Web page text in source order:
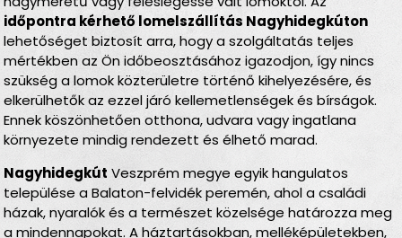
időpontra kérhető lomelszállítás Nagyhidegkúton
lehetőséget biztosít arra, hogy a szolgáltatás teljes
mértékben az Ön időbeosztásához igazodjon, így nincs
szükség a lomok közterületre történő kihelyezésére, és
elkerülhetők az ezzel járó kellemetlenségek és bírságok.
Ennek köszönhetően otthona, udvara vagy ingatlana
környezete mindig rendezett és élhető marad.
Nagyhidegkút Veszprém megye egyik hangulatos
települése a Balaton-felvidék peremén, ahol a családi
házak, nyaralók és a természet közelsége határozza meg
a mindennapokat. A háztartásokban, melléképületekben,